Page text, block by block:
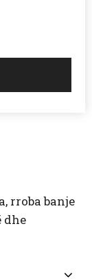
rroba banje
dhe